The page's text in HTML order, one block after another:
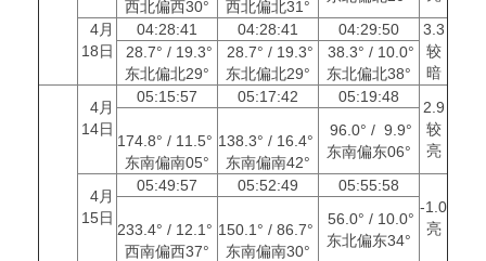
西北偏西30°
西北偏北31°
4月
18日
04:28:41 04:28:41 04:29:50
3.3
较
暗
28.7° / 19.3°
东北偏北29°
28.7° / 19.3°
东北偏北29°
38.3° / 10.0°
东北偏北38°
4月
14日
05:15:57 05:17:42 05:19:48
2.9
较
亮
174.8° / 11.5°
东南偏南05°
138.3° / 16.4°
东南偏南42°
96.0° / 9.9°
东南偏东06°
4月
15日
05:49:57 05:52:49
05:55:58
-1.0
亮
233.4° / 12.1°
西南偏西37°
150.1° / 86.7°
东南偏南30°
56.0° / 10.0°
东北偏东34°